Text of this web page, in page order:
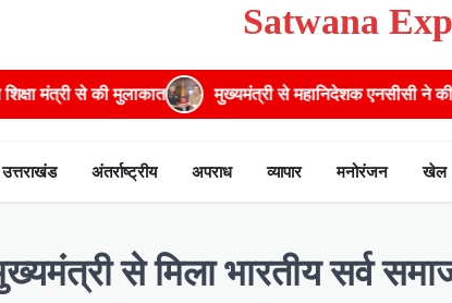
Satwana
मुख्यमंत्री से महानिदेशक एनसीसी ने की शिष्टाचार
उत्तराखंड अंतर्राष्ट्रीय अपराध व्यापार मनोरंजन खेल
से मिला भारतीय सर्व